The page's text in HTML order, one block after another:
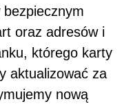
oraz adresów i
którego karty
aktualizować za
nową